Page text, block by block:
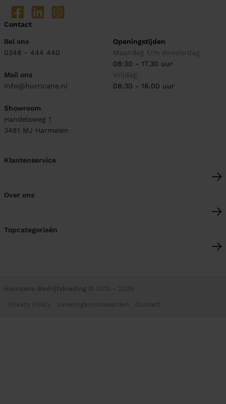
Contact
Bel ons
0348 - 444 440
Mail ons
info@hurricane.nl
Showroom
Handelsweg 1
3481 MJ Harmelen
Openingstijden
Maandag t/m donderdag
08:30 - 17.30 uur
Vrijdag
08:30 - 16.00 uur
Klantenservice
Over ons
Topcategorieën
Hurricane Bedrijfskleding © 2013 - 2026
Privacy Policy Leveringsvoorwaarden Contact